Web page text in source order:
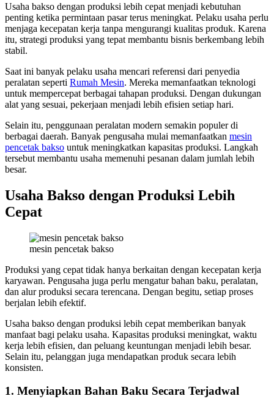
Usaha bakso dengan produksi lebih cepat menjadi kebutuhan
penting ketika permintaan pasar terus meningkat. Pelaku usaha perlu
menjaga kecepatan kerja tanpa mengurangi kualitas produk. Karena
itu, strategi produksi yang tepat membantu bisnis berkembang lebih
stabil.
Saat ini banyak pelaku usaha mencari referensi dari penyedia
peralatan seperti Rumah Mesin. Mereka memanfaatkan teknologi
untuk mempercepat berbagai tahapan produksi. Dengan dukungan
alat yang sesuai, pekerjaan menjadi lebih efisien setiap hari.
Selain itu, penggunaan peralatan modern semakin populer di
berbagai daerah. Banyak pengusaha mulai memanfaatkan mesin
pencetak bakso untuk meningkatkan kapasitas produksi. Langkah
tersebut membantu usaha memenuhi pesanan dalam jumlah lebih
besar.
Usaha Bakso dengan Produksi Lebih
Cepat
mesin pencetak bakso
Produksi yang cepat tidak hanya berkaitan dengan kecepatan kerja
karyawan. Pengusaha juga perlu mengatur bahan baku, peralatan,
dan alur produksi secara terencana. Dengan begitu, setiap proses
berjalan lebih efektif.
Usaha bakso dengan produksi lebih cepat memberikan banyak
manfaat bagi pelaku usaha. Kapasitas produksi meningkat, waktu
kerja lebih efisien, dan peluang keuntungan menjadi lebih besar.
Selain itu, pelanggan juga mendapatkan produk secara lebih
konsisten.
1. Menyiapkan Bahan Baku Secara Terjadwal